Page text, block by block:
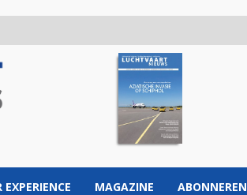
EXPERIENCE MAGAZINE ABONNEREN